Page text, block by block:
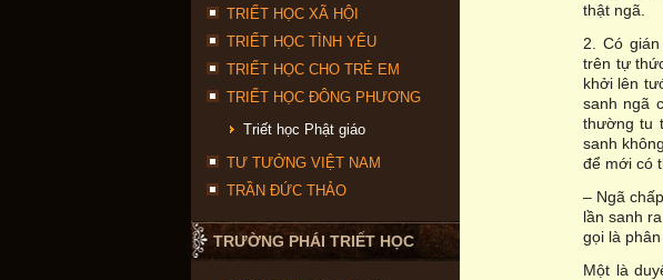
TRIẾT HỌC XÃ HỘI
TRIẾT HỌC TÌNH YÊU
TRIẾT HỌC CHO TRẺ EM
TRIẾT HỌC ĐÔNG PHƯƠNG
Triết học Phật giáo
TƯ TƯỞNG VIỆT NAM
TRẦN ĐỨC THẢO
TRƯỜNG PHÁI TRIẾT HỌC
thật ngã.
2. Có
trên tự
khởi lên
sanh ngã
thường tu
sanh
để mới có
– Ngã
lần sanh
gọi là
Một là